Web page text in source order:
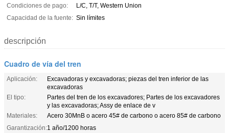
Condiciones de pago:
L/C, T/T, Western Union
Capacidad de la fuente: Sin límites
descripción
Cuadro de vía del tren
Aplicación:
Excavadoras y excavadoras; piezas del tren inferior de las
excavadoras
El tipo:
Partes del tren de los excavadores; Partes de los excavadores
y las excavadoras; Assy de enlace de v
Materiales:
Acero 30MnB o acero 45# de carbono o acero 85# de carbono
Garantización:1 año/1200 horas